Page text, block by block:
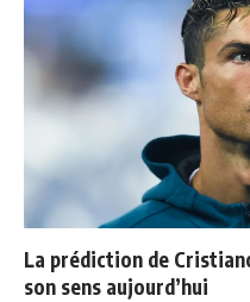
La prédiction de
son sens aujourd’hui